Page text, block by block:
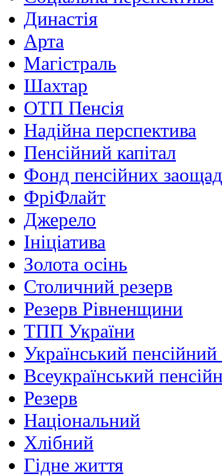
Династія
Арта
Магістраль
Шахтар
ОТП Пенсія
Надійна перспектива
Пенсійний капітал
Фонд пенсійних
ФріФлайт
Джерело
Ініціатива
Золота осінь
Столичний резерв
Резерв Рівненщини
ТПП України
Український
Всеукраїнський
Резерв
Національний
Хлібний
Гідне життя